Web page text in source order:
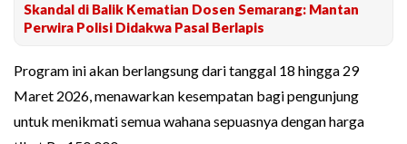
Skandal di Balik Kematian Dosen Semarang: Mantan
Perwira Polisi Didakwa Pasal Berlapis
Program ini akan berlangsung dari tanggal 18 hingga 29
Maret 2026, menawarkan kesempatan bagi pengunjung
untuk menikmati semua wahana sepuasnya dengan harga